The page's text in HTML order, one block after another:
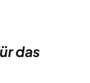
das